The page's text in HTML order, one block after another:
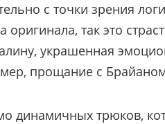
с точки зрения
оригинала, так это
украшенная
прощание с
динамичных трюков,